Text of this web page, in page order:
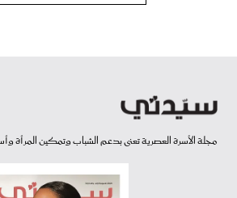
مجلة الأسرة العصرية تعنى بدعم الشباب وتمكين المرأة